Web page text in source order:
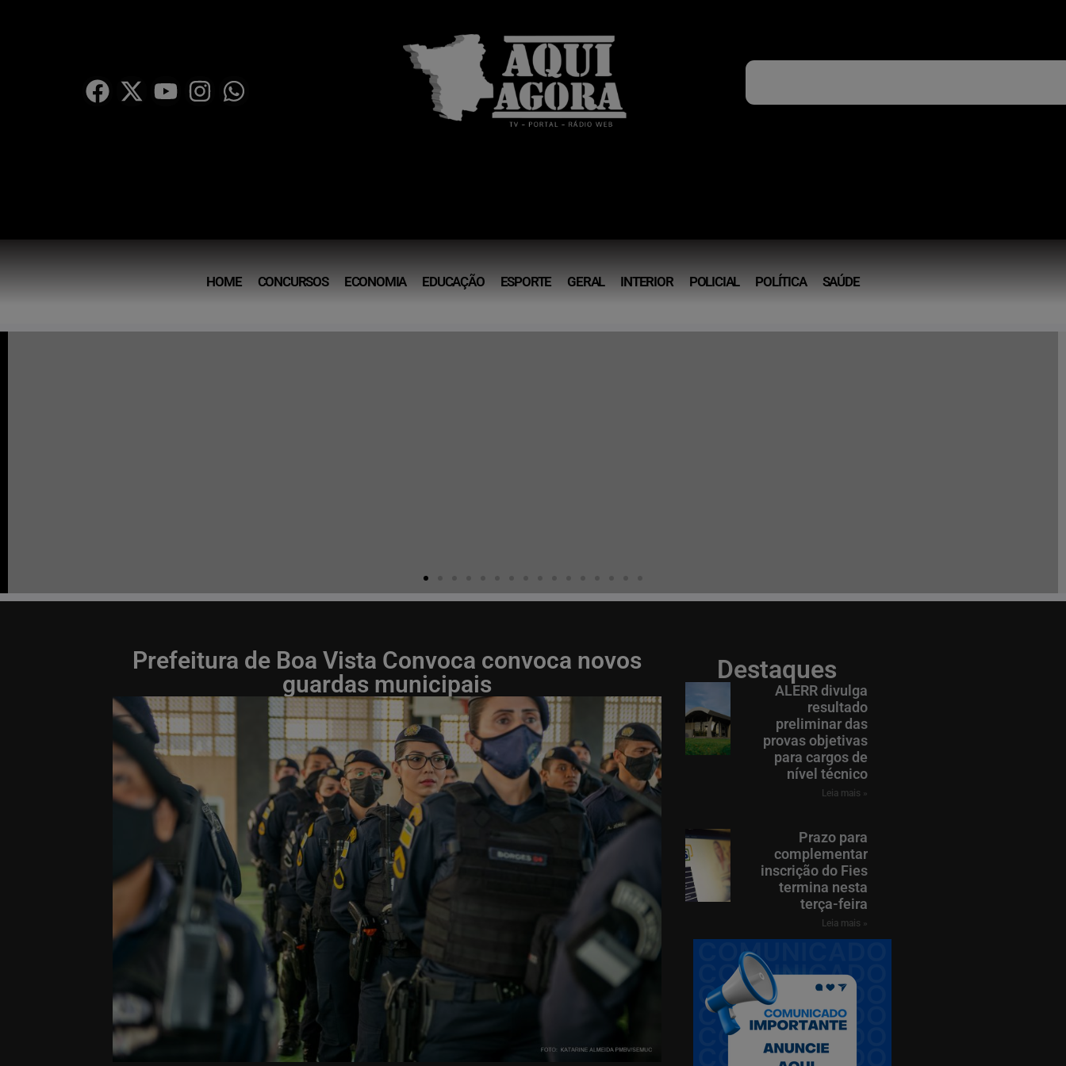
HOME CONCURSOS ECONOMIA EDUCAÇÃO ESPORTE GERAL INTERIOR POLICIAL POLÍTICA SAÚDE
Prefeitura de Boa Vista Convoca convoca novos
guardas municipais
Destaques
ALERR divulga
resultado
preliminar das
provas objetivas
para cargos de
nível técnico
Leia mais »
Prazo para
complementar
inscrição do Fies
termina nesta
terça-feira
Leia mais »